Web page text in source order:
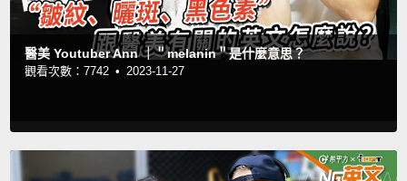
醫美 Youtuber Ann ｜＂melanin＂是什麼意思？
觀看次數：7742 • 2023-11-27